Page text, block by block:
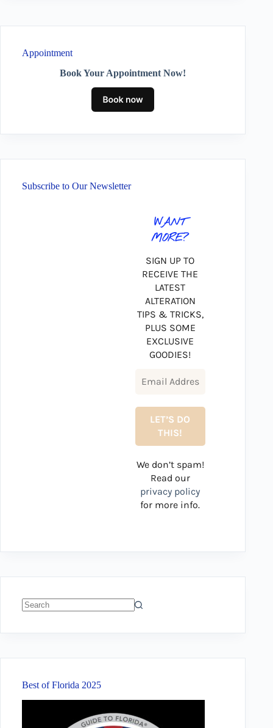
Appointment
Book Your Appointment Now!
Subscribe to Our Newsletter
WANT
MORE?
SIGN UP TO
RECEIVE THE
LATEST
ALTERATION
TIPS & TRICKS,
PLUS SOME
EXCLUSIVE
GOODIES!
We don’t spam!
Read our
privacy policy
for more info.
Best of Florida 2025